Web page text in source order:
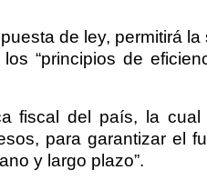
de ley, permitirá la
“principios de
fiscal del país, la cual
para garantizar el
y largo plazo”.